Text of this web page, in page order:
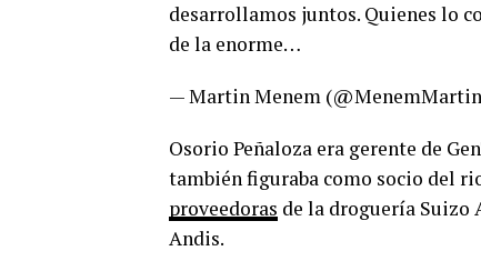
desarrollamos juntos. Quienes lo
de la enorme…
— Martin Menem
Osorio Peñaloza era gerente de
también figuraba como socio del
proveedoras de la droguería Suizo
Andis.